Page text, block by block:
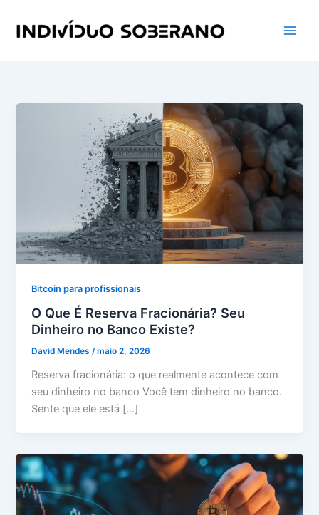
para
conteúdo
Bitcoin para profissionais
O Que É Reserva Fracionária? Seu
Dinheiro no Banco Existe?
David Mendes/maio 2, 2026
Reserva fracionária: o que realmente acontece com
seu dinheiro no banco Você tem dinheiro no banco.
Sente que ele está […]